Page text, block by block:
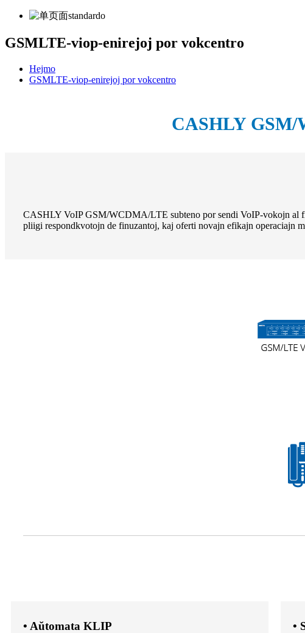
GSMLTE-viop-enirejoj por vokcentro
Hejmo
GSMLTE-viop-enirejoj por vokcentro
CASHLY GSM/
CASHLY VoIP GSM/WCDMA/LTE subteno por sendi VoIP-vokojn al
pliigi respondkvotojn de finuzantoj, kaj oferti novajn efikajn operaciajn
• Aŭtomata KLIP •